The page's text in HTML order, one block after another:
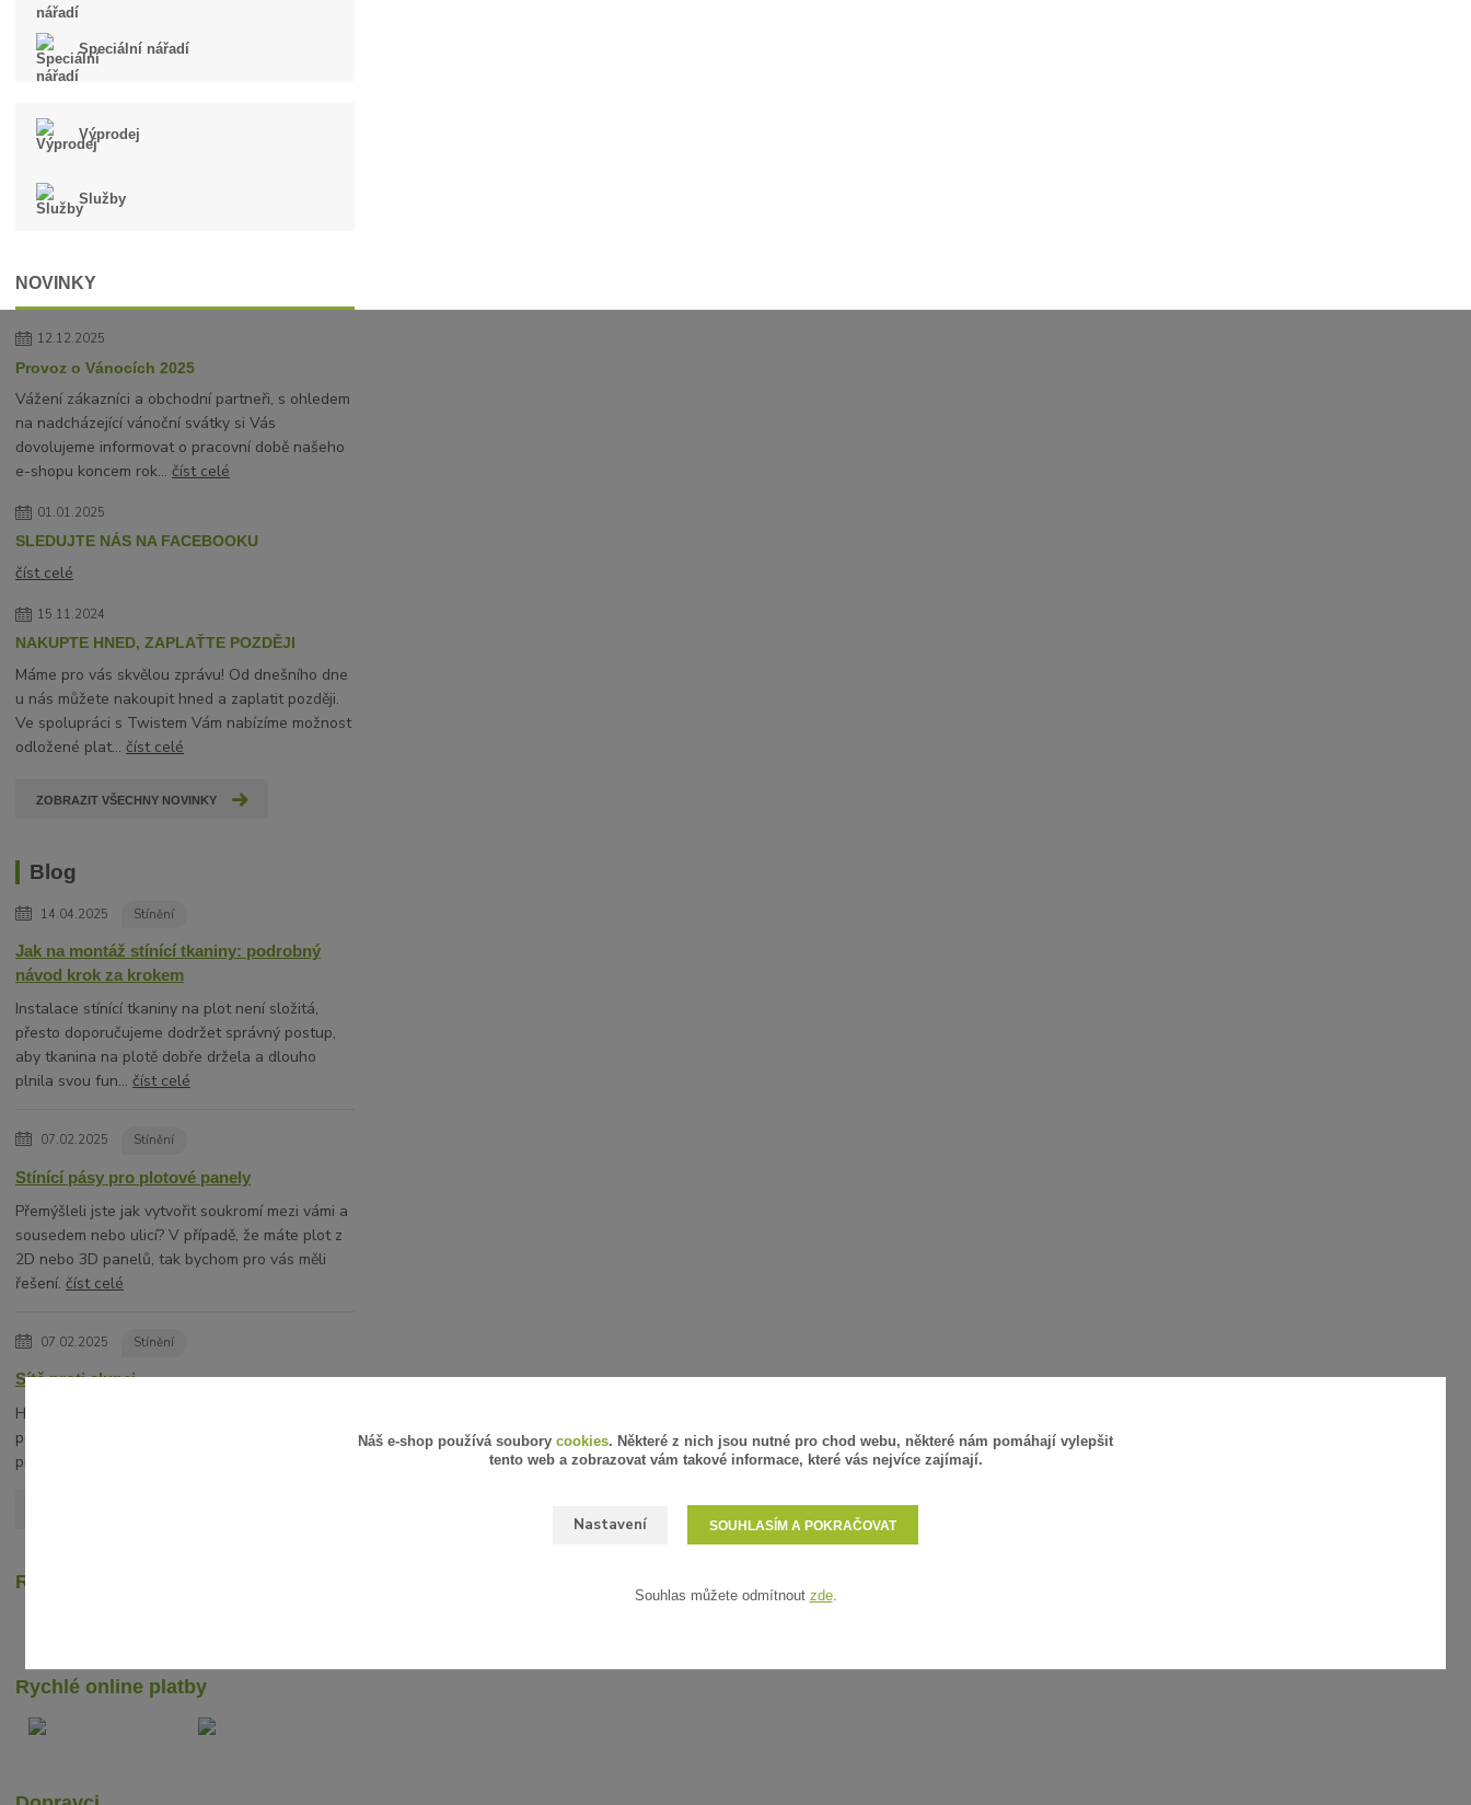
Speciální nářadí
Výprodej
Služby
NOVINKY
12.12.2025
Provoz o Vánocích 2025
Vážení zákazníci a obchodní partneři, s ohledem
na nadcházející vánoční svátky si Vás
dovolujeme informovat o pracovní době našeho
e-shopu koncem rok...číst celé
01.01.2025
SLEDUJTE NÁS NA FACEBOOKU
číst celé
15.11.2024
NAKUPTE HNED, ZAPLAŤTE POZDĚJI
Máme pro vás skvělou zprávu! Od dnešního dne
u nás můžete nakoupit hned a zaplatit později.
Ve spolupráci s Twistem Vám nabízíme možnost
odložené plat...číst celé
ZOBRAZIT VŠECHNY NOVINKY
Blog
14.04.2025 Stínění
Jak na montáž stínící tkaniny: podrobný
návod krok za krokem
Instalace stínící tkaniny na plot není složitá,
přesto doporučujeme dodržet správný postup,
aby tkanina na plotě dobře držela a dlouho
plnila svou fun...číst celé
07.02.2025 Stínění
Stínící pásy pro plotové panely
Přemýšleli jste jak vytvořit soukromí mezi vámi a
sousedem nebo ulicí? V případě, že máte plot z
2D nebo 3D panelů, tak bychom pro vás měli
řešení.číst celé
07.02.2025 Stínění
Sítě proti slunci
Hledáte vhodnou alternativu slunečníku? V
posledních letech získávají na oblibě stínící sítě
proti slunci.
Recenze zákazníků
Rychlé online platby
Náš e-shop používá soubory cookies. Některé z nich jsou nutné pro chod webu, některé nám pomáhají vylepšit
tento web a zobrazovat vám takové informace, které vás nejvíce zajímají.
Nastavení SOUHLASÍM A POKRAČOVAT
Souhlas můžete odmítnout zde.